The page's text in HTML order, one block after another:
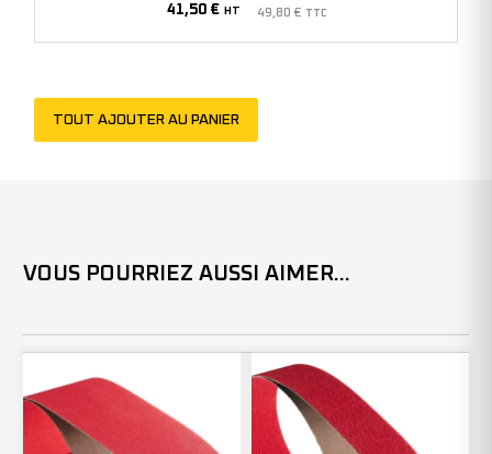
80
41,50 € HT 49,80 €
TOUT AJOUTER AU PANIER
VOUS POURRIEZ AUSSI AIMER...